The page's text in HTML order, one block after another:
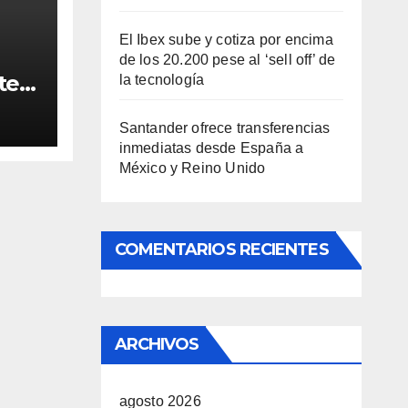
El Ibex sube y cotiza por encima
de los 20.200 pese al ‘sell off’ de
la tecnología
Santander ofrece transferencias
inmediatas desde España a
México y Reino Unido
COMENTARIOS RECIENTES
ARCHIVOS
agosto 2026